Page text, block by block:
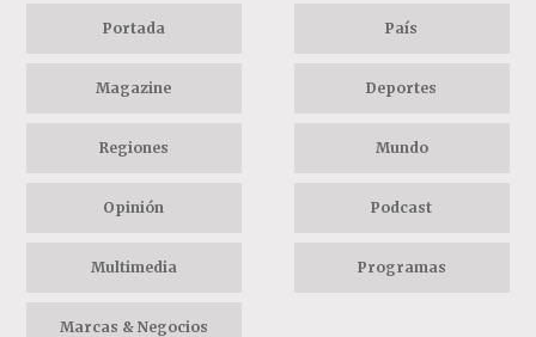
Portada País
Magazine Deportes
Regiones Mundo
Opinión Podcast
Multimedia Programas
Marcas & Negocios